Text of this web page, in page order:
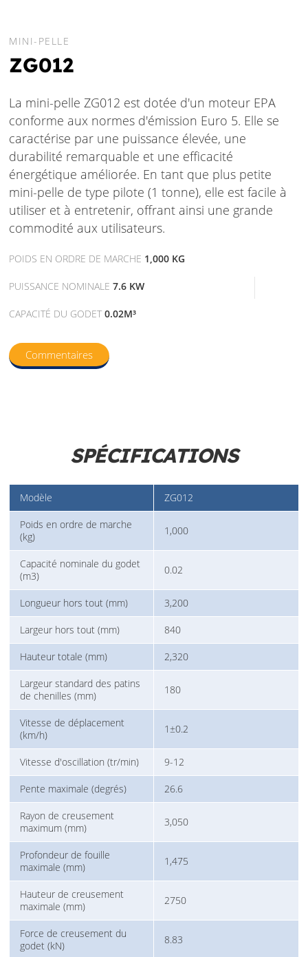
MINI-PELLE
ZG012
La mini-pelle ZG012 est dotée d'un moteur EPA
conforme aux normes d'émission Euro 5. Elle se
caractérise par une puissance élevée, une
durabilité remarquable et une efficacité
énergétique améliorée. En tant que plus petite
mini-pelle de type pilote (1 tonne), elle est facile à
utiliser et à entretenir, offrant ainsi une grande
commodité aux utilisateurs.
POIDS EN ORDRE DE MARCHE 1,000 KG
PUISSANCE NOMINALE7.6 KW
CAPACITÉ DU GODET0.02M³
Commentaires
SPÉCIFICATIONS
Modèle ZG012
Poids en ordre de marche
(kg)
1,000
Capacité nominale du godet
(m3)
0.02
Longueur hors tout (mm) 3,200
Largeur hors tout (mm) 840
Hauteur totale (mm) 2,320
Largeur standard des patins
de chenilles (mm)
180
Vitesse de déplacement
(km/h)
1±0.2
Vitesse d'oscillation (tr/min) 9-12
Pente maximale (degrés) 26.6
Rayon de creusement
maximum (mm)
3,050
Profondeur de fouille
maximale (mm)
1,475
Hauteur de creusement
maximale (mm)
2750
Force de creusement du
godet (kN)
8.83